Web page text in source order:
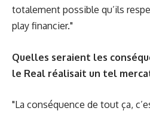
totalement possible qu’ils
play financier."
Quelles seraient les
le Real réalisait un tel
"La conséquence de tout ça,